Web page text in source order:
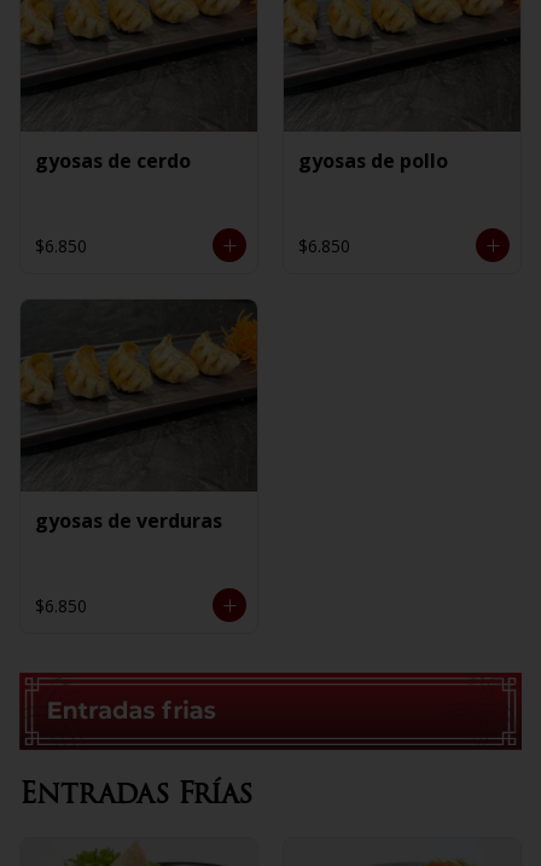
gyosas de cerdo
$6.850
gyosas de pollo
$6.850
gyosas de verduras
$6.850
Entradas Frías